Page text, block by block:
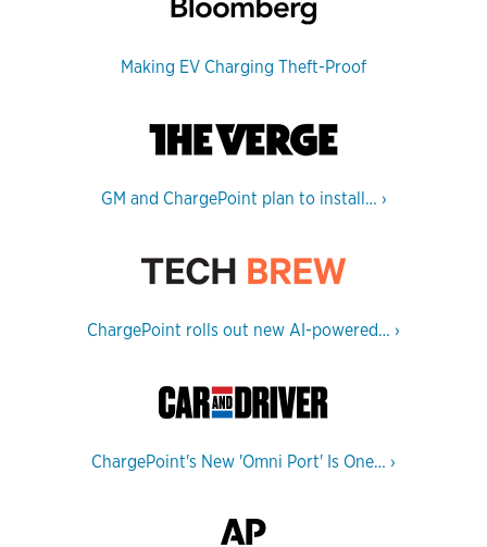
Making EV Charging Theft-Proof
GM and ChargePoint plan to install… ›
ChargePoint rolls out new AI-powered… ›
ChargePoint's New 'Omni Port' Is One… ›